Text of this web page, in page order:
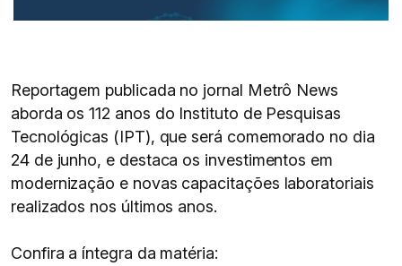
Reportagem publicada no jornal Metrô News
aborda os 112 anos do Instituto de Pesquisas
Tecnológicas (IPT), que será comemorado no dia
24 de junho, e destaca os investimentos em
modernização e novas capacitações laboratoriais
realizados nos últimos anos.
Confira a íntegra da matéria: